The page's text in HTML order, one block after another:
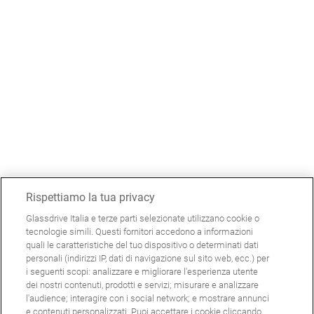
Rispettiamo la tua privacy
Glassdrive Italia e terze parti selezionate utilizzano cookie o
tecnologie simili. Questi fornitori accedono a informazioni
quali le caratteristiche del tuo dispositivo o determinati dati
personali (indirizzi IP, dati di navigazione sul sito web, ecc.) per
i seguenti scopi: analizzare e migliorare l'esperienza utente
dei nostri contenuti, prodotti e servizi; misurare e analizzare
l'audience; interagire con i social network; e mostrare annunci
e contenuti personalizzati. Puoi accettare i cookie cliccando